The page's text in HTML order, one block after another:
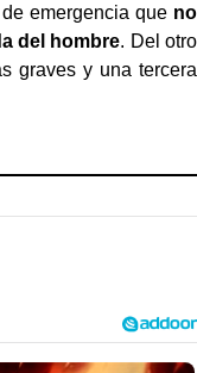
emergencia que no
del hombre. Del otro
graves y una tercera